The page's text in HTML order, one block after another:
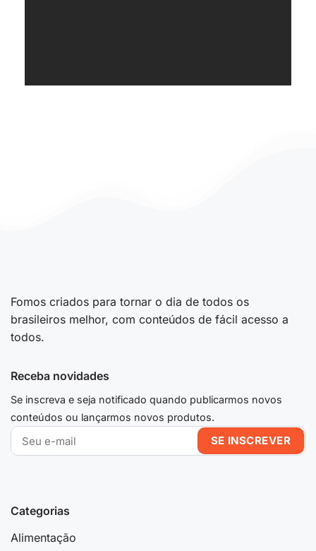
Fomos criados para tornar o dia de todos os
brasileiros melhor, com conteúdos de fácil acesso a
todos.
Categorias
Alimentação
Receba novidades
Se inscreva e seja notificado quando publicarmos novos
conteúdos ou lançarmos novos produtos.